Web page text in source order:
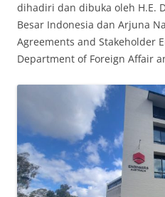
dihadiri dan dibuka oleh H.E.
Besar Indonesia dan Arjuna
Agreements and Stakeholder
Department of Foreign Affair